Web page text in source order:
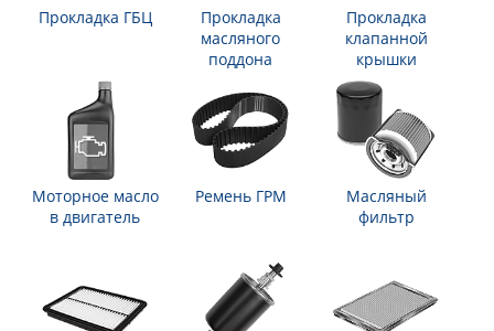
Прокладка ГБЦ
Прокладка
масляного
поддона
Прокладка
клапанной
крышки
Моторное масло
в двигатель
Ремень ГРМ
Масляный
фильтр